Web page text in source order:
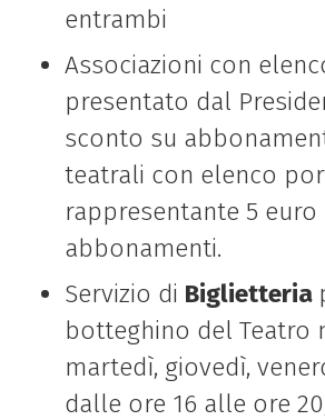
entrambi
Associazioni con
presentato dal
sconto su
teatrali con elenco
rappresentante 5
abbonamenti.
Servizio di Biglietteria
botteghino del Teatro
martedì, giovedì,
dalle ore 16 alle ore